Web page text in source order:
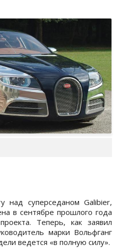
над суперседаном Galibier,
в сентябре прошлого года
Теперь, как заявил
марки Вольфганг
ведется «в полную силу».